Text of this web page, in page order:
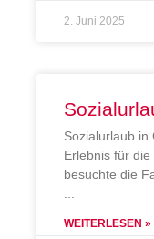
2. Juni 2025
Sozialurlaub in
Erlebnis für
besuchte die
WEITERLESEN »